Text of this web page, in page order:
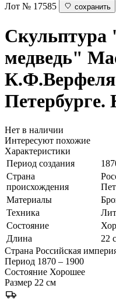
Лот № 17585
сохранить
медведь"
Петербурге.
Нет в наличии
Интересуют похожие
Характеристики
Период создания
Страна
происхождения
Материалы
Техника
Состояние
Длина
22
Страна Российская
Период 1870 – 1900
Состояние Хорошее
Размер 22 см